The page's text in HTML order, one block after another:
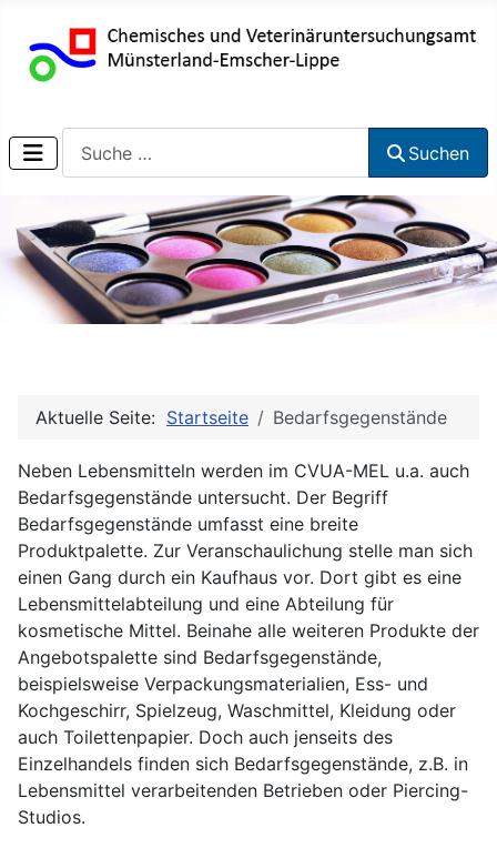
Suchen
Aktuelle Seite: Startseite Bedarfsgegenstände
Neben Lebensmitteln werden im CVUA-MEL u.a. auch
Bedarfsgegenstände untersucht. Der Begriff
Bedarfsgegenstände umfasst eine breite
Produktpalette. Zur Veranschaulichung stelle man sich
einen Gang durch ein Kaufhaus vor. Dort gibt es eine
Lebensmittelabteilung und eine Abteilung für
kosmetische Mittel. Beinahe alle weiteren Produkte der
Angebotspalette sind Bedarfsgegenstände,
beispielsweise Verpackungsmaterialien, Ess- und
Kochgeschirr, Spielzeug, Waschmittel, Kleidung oder
auch Toilettenpapier. Doch auch jenseits des
Einzelhandels finden sich Bedarfsgegenstände, z.B. in
Lebensmittel verarbeitenden Betrieben oder Piercing-
Studios.